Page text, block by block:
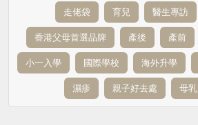
走佬袋 育兒 醫生專訪
香港父母首選品牌 產後 產前
小一入學 國際學校 海外升學
濕疹 親子好去處 母乳